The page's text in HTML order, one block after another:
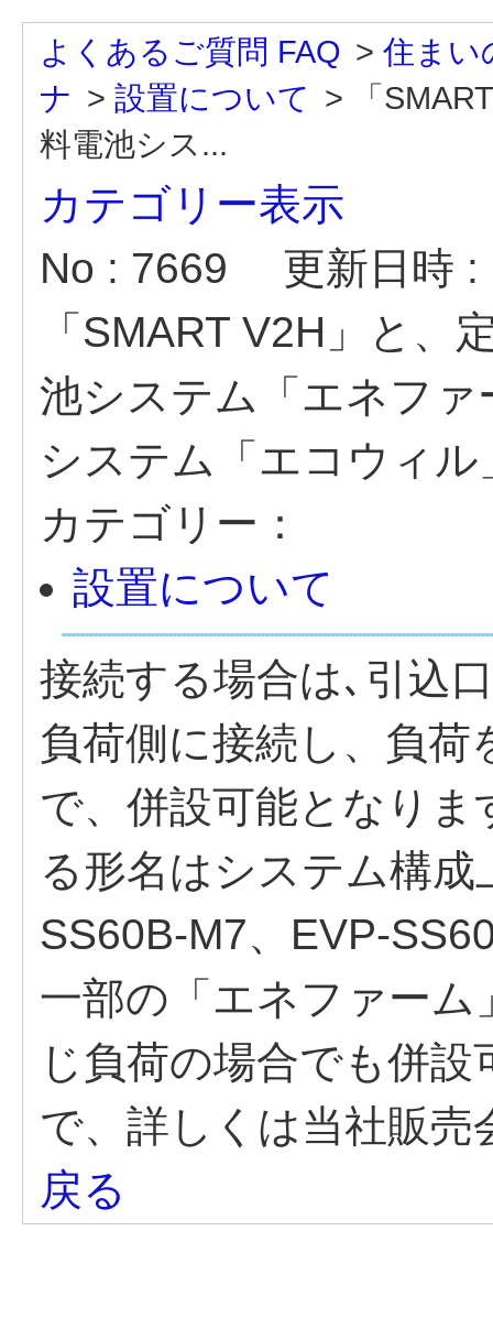
よくあるご質問 FAQ > 住まい
ナ > 設置について >
「
料電池シス...
カテゴリー表示
No : 7669
更新日時
「SMART V2H」と、
池システム「エネフ
システム「エコウィ
カテゴリー：
設置について
接続する場合は､引込
負荷側に接続し、負
で、併設可能となり
る形名はシステム構
SS60B-M7、EVP-
一部の「エネファー
じ負荷の場合でも併
で、詳しくは当社販
戻る